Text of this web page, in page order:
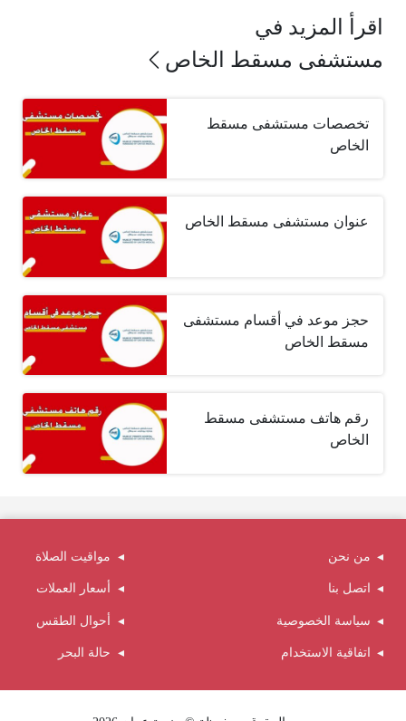
اقرأ المزيد في
مستشفى مسقط الخاص
تخصصات مستشفى مسقط
الخاص
عنوان مستشفى مسقط الخاص
حجز موعد في أقسام مستشفى
مسقط الخاص
رقم هاتف مستشفى مسقط
الخاص
من نحن
اتصل بنا
سياسة الخصوصية
اتفاقية الاستخدام
مواقيت الصلاة
أسعار العملات
أحوال الطقس
حالة البحر